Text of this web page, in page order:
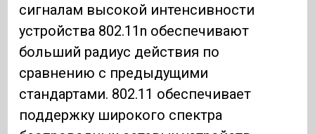
сигналам высокой интенсивности
устройства 802.11n обеспечивают
больший радиус действия по
сравнению с предыдущими
стандартами. 802.11 обеспечивает
поддержку широкого спектра